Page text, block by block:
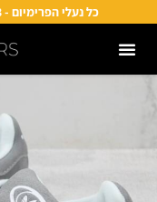
כל נעלי הפרימיום - 3 ב-2000₪ · נייק ואדידס - 3 ב-1200₪